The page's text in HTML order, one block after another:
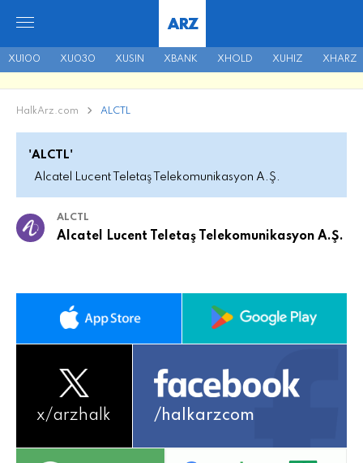
XU100 XU030 XUSIN XBANK XHOLD XUHIZ XHARZ
ARZ
HalkArz.com ALCTL
'ALCTL'
Alcatel Lucent Teletaş Telekomunikasyon A.Ş.
ALCTL
Alcatel Lucent Teletaş Telekomunikasyon A.Ş.
x/arzhalk /halkarzcom